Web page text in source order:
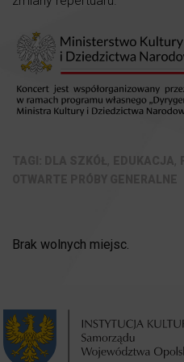
Brak wolnych miejsc.